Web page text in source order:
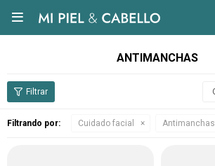

ANTIMANCHAS
Filtrando por: Cuidado facial Antimanchas